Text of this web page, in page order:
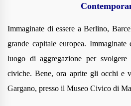
Immaginate di essere a Berlino,
grande capitale europea.
luogo di aggregazione per
civiche.Bene, ora aprite gli occhi e
Gargano, presso il Museo Civico di